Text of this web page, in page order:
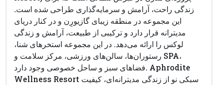
زندگی راحت، آرامش و سرمایه‌گذاری طراحی شده است.
این مجموعه در منطقه زیبای گازیورِن و در کنار دریای
مدیترانه قرار دارد و ترکیبی از طبیعت، آرامش و زندگی
لوکس را ارائه می‌دهد. در این مجموعه استخرهای شنا،
رستوران‌ها، سالن‌های ورزشی، مرکز سلامت و SPA،
فضاهای سبز و ساحل خصوصی وجود دارد. Aphrodite
Wellness Resort سبکی نو از زندگی مدیترانه‌ای، کیفیت